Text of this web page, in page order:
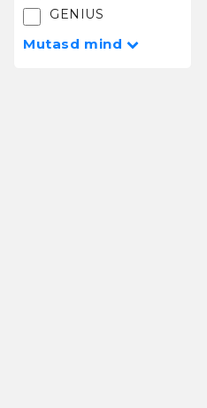
GENIUS
Mutasd mind